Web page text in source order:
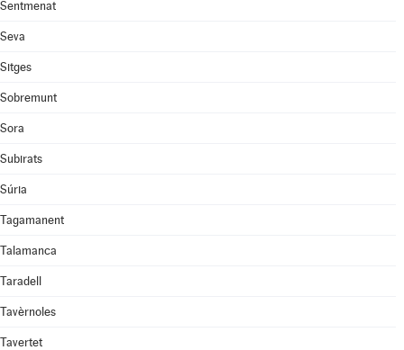
Sentmenat
Seva
Sitges
Sobremunt
Sora
Subirats
Súria
Tagamanent
Talamanca
Taradell
Tavèrnoles
Tavertet